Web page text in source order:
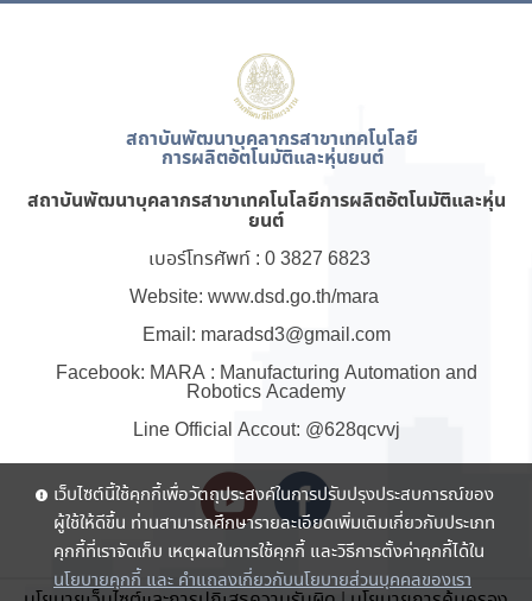
สถาบันพัฒนาบุคลากรสาขาเทคโนโลยี
การผลิตอัตโนมัติและหุ่นยนต์
สถาบันพัฒนาบุคลากรสาขาเทคโนโลยีการผลิตอัตโนมัติและหุ่น
ยนต์
เบอร์โทรศัพท์ : 0 3827 6823
Website: www.dsd.go.th/mara
Email: maradsd3@gmail.com
Facebook: MARA : Manufacturing Automation and
Robotics Academy
Line Official Accout: @628qcvvj
เว็บไซต์นี้ใช้คุกกี้เพื่อวัตถุประสงค์ในการปรับปรุงประสบการณ์ของ
ผู้ใช้ให้ดีขึ้น ท่านสามารถศึกษารายละเอียดเพิ่มเติมเกี่ยวกับประเภท
คุกกี้ที่เราจัดเก็บ เหตุผลในการใช้คุกกี้ และวิธีการตั้งค่าคุกกี้ได้ใน
นโยบายคุกกี้ และ คำแถลงเกี่ยวกับนโยบายส่วนบุคคลของเรา